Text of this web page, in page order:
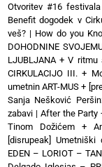
Otvoritev #16
Benefit dogodek v
veš? | How do you
DOHODNINE
LJUBLJANA +V ritmu
CIRKULACIJO III. +
umetnin ART-MUS +
Sanja Nešković
zabavi | After the Party
Tinom Dožićem +
[disrupeak]
EDEN – LORIOT –